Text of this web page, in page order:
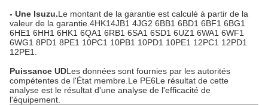
- Une Isuzu.Le montant de la garantie est calculé à partir de la
valeur de la garantie. 4HK14JB1 4JG2 6BB1 6BD1 6BF1 6BG1
6HE1 6HH1 6HK1 6QA1 6RB1 6SA1 6SD1 6UZ1 6WA1 6WF1
6WG1 8PD1 8PE1 10PC1 10PB1 10PD1 10PE1 12PC1 12PD1
12PE1.
Puissance UDLes données sont fournies par les autorités
compétentes de l'État membre. Le PE6Le résultat de cette
analyse est le résultat d'une analyse de l'efficacité de
l'équipement.